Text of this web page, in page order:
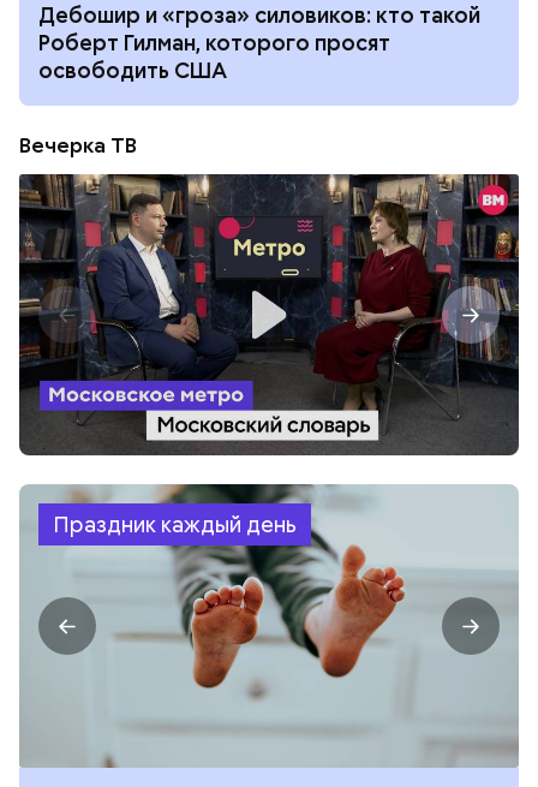
Дебошир и «гроза» силовиков: кто такой
Роберт Гилман, которого просят
освободить США
Вечерка ТВ
Праздник каждый день